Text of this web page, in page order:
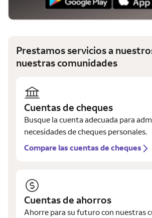
Prestamos servicios a
nuestras comunidades
Cuentas de cheques
Busque la cuenta adecuada para
necesidades de cheques personales.
Compare las cuentas de cheques
Cuentas de ahorros
Ahorre para su futuro con nuestras